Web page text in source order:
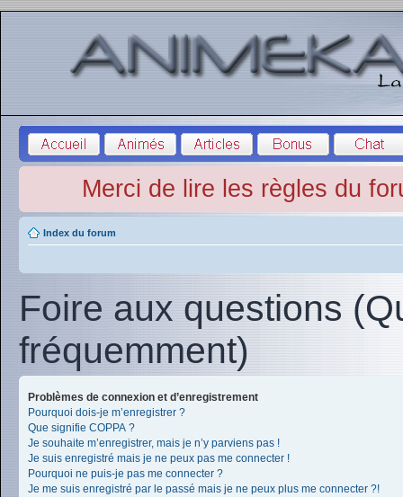
Merci de lire les règles du
Index du forum
Foire aux questions
fréquemment)
Problèmes de connexion et d’enregistrement
Pourquoi dois-je m’enregistrer ?
Que signifie COPPA ?
Je souhaite m’enregistrer, mais je n’y parviens pas !
Je suis enregistré mais je ne peux pas me connecter !
Pourquoi ne puis-je pas me connecter ?
Je me suis enregistré par le passé mais je ne peux plus me connecter ?!